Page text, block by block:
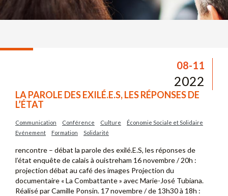
08-11
2022
LA PAROLE DES EXILÉ.E.S, LES RÉPONSES DE
L’ÉTAT
Communication Conférence Culture
Économie Sociale et Solidaire
Evénement
Formation Solidarité
rencontre – débat la parole des exilé.E.S, les réponses de
l’état enquête de calais à ouistreham 16 novembre / 20h :
projection débat au café des images Projection du
documentaire « La Combattante » avec Marie-José Tubiana.
Réalisé par Camille Ponsin. 17 novembre / de 13h30 à 18h :